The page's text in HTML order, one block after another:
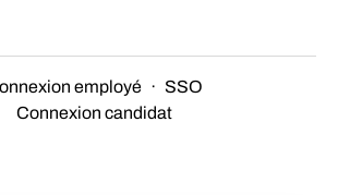
employé · SSO
Connexion candidat